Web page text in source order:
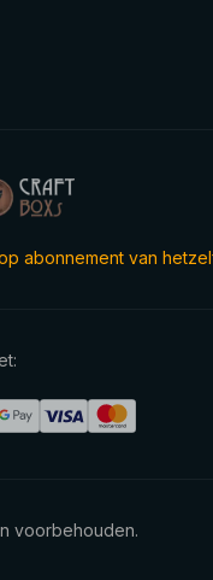
abonnement van
voorbehouden.